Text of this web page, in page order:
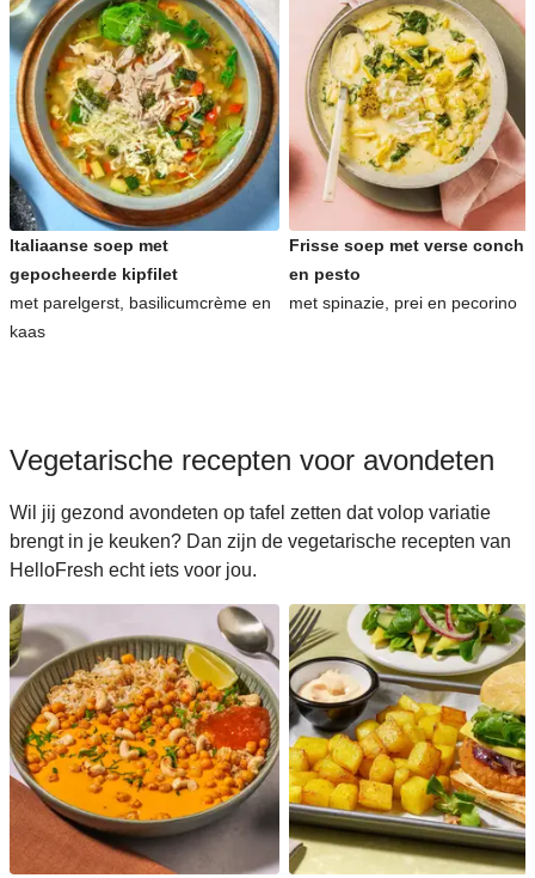
Italiaanse soep met
gepocheerde kipfilet
met parelgerst, basilicumcrème en
kaas
Frisse soep met verse
en pesto
met spinazie, prei en pecorino
Vegetarische recepten voor avondeten
Wil jij gezond avondeten op tafel zetten dat volop variatie
brengt in je keuken? Dan zijn de vegetarische recepten van
HelloFresh echt iets voor jou.